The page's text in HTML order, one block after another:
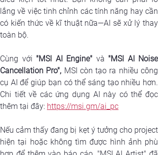
lắng về việc tinh chỉnh các tính năng hay cần
có kiến thức về kĩ thuật nữa—AI sẽ xử lý thay
toàn bộ.
Cùng với "MSI AI Engine" và "MSI AI Noise
Cancellation Pro", MSI còn tạo ra nhiều công
cụ AI để giúp bạn có thể sáng tạo nhiều hơn.
Chi tiết về các ứng dụng AI này có thể đọc
thêm tại đây: https://msi.gm/ai_pc
Nếu cảm thấy đang bị kẹt ý tưởng cho project
hiện tại hoặc không tìm được hình ảnh phù